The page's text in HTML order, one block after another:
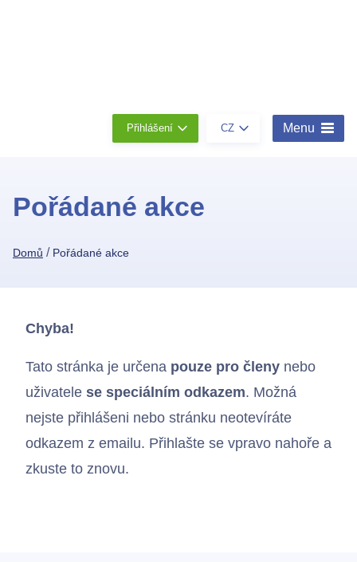
Přihlášení CZ Menu
Pořádané akce
Domů / Pořádané akce
Chyba!
Tato stránka je určena pouze pro členy nebo
uživatele se speciálním odkazem. Možná
nejste přihlášeni nebo stránku neotevíráte
odkazem z emailu. Přihlašte se vpravo nahoře a
zkuste to znovu.